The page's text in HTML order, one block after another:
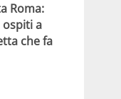
Roma:
a
che fa